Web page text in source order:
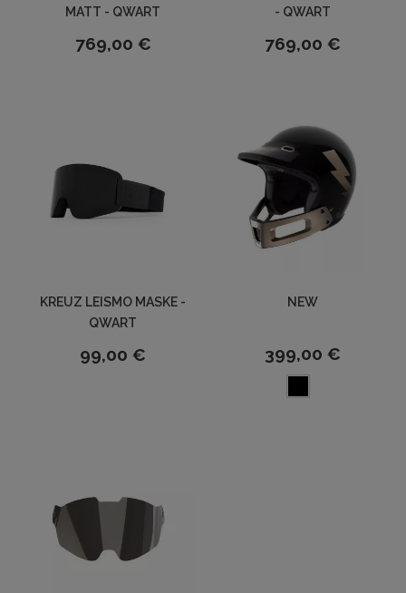
MATT - QWART
769,00 €
- QWART
769,00 €
KREUZ LEISMO MASKE -
QWART
99,00 €
NEW
399,00 €